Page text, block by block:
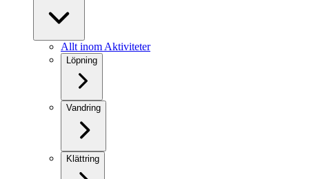
Allt inom Aktiviteter
Löpning
Vandring
Klättring